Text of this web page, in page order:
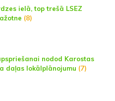
ielā, top trešā LSEZ
(8)
nodod Karostas
daļas lokālplānojumu (7)